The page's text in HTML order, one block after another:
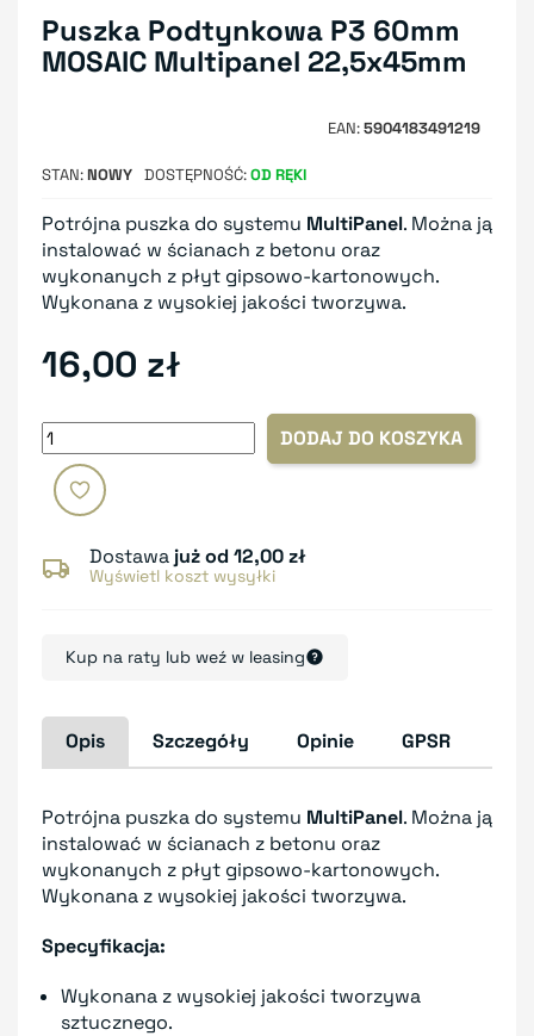
Puszka Podtynkowa P3 60mm
MOSAIC Multipanel 22,5x45mm
EAN 5904183491219
STAN NOWY DOSTĘPNOŚĆ OD RĘKI
Potrójna puszka do systemu MultiPanel. Można ją
instalować w ścianach z betonu oraz
wykonanych z płyt gipsowo-kartonowych.
Wykonana z wysokiej jakości tworzywa.
16,00 zł
DODAJ DO KOSZYKA
Dostawa już od 12,00 zł
Wyświetl koszt wysyłki
Kup na raty lub weź w leasing
Opis Szczegóły Opinie GPSR
Potrójna puszka do systemu MultiPanel. Można ją
instalować w ścianach z betonu oraz
wykonanych z płyt gipsowo-kartonowych.
Wykonana z wysokiej jakości tworzywa.
Specyfikacja:
Wykonana z wysokiej jakości tworzywa
sztucznego.